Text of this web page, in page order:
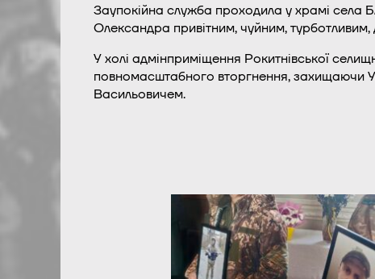
Заупокійна служба проходила у храмі села
Олександра привітним, чуйним,
У холі адмінприміщення Рокитнівської
повномасштабного вторгнення, захищаючи
Васильовичем.